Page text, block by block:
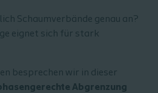
Schaumverbände genau an?
eignet sich für stark
besprechen wir in dieser
Abgrenzung